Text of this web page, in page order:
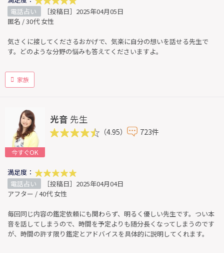
電話占い
［投稿日］2025年04月05日
匿名 / 30代 女性
気さくに接してくださるおかげで、気楽に自分の想いを話せる先生で
す。どのような分野の悩みも答えてくださいますよ。
家族
今すぐOK
光音 先生
（4.95） 723件
満足度：
電話占い
［投稿日］2025年04月04日
アフター / 40代 女性
毎回同じ内容の鑑定依頼にも関わらず、明るく優しい先生です。つい本
音を話してしまうので、時間を予定よりも随分長くなってしまうのです
が、時間の許す限り鑑定とアドバイスを具体的に説明してくれます。